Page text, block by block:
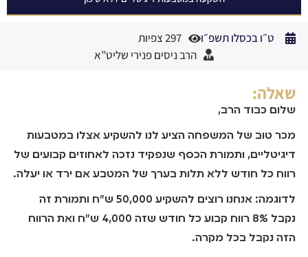
ט״ו בכסלו תשפ״ו
297 צפיות
הרב ניסים פנירי שליט”א
שאלה:
שלום כבוד הרב,
מכר טוב של המשפחה הציע לנו להשקיע אצלו במטבעות
דיגיטליים, ותמורת הכסף שנפקיד נזכה לאחוזים קבועים של
רווח כל חודש ללא תלות בערך של המטבע אם ירד או יעלה.
לדוגמה: אנחנו רוצים להשקיע 50,000 ש"ח ותמורת זה
נקבל 8% רווח קבוע כל חודש שזה 4,000 ש"ח ואת הרווח
הזה נקבל בכל מקרה.